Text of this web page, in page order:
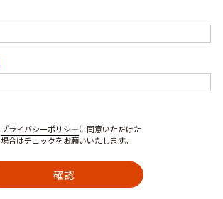
プライバシーポリシ―に同意いただけた
場合はチェックをお願いいたします。